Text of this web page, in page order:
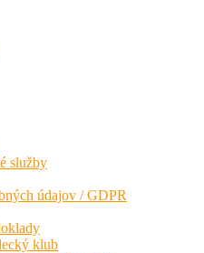
služby
údajov / GDPR
klub